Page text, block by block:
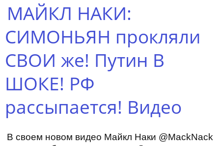
МАЙКЛ НАКИ:
СИМОНЬЯН прокляли
СВОИ же! Путин В
ШОКЕ! РФ
рассыпается! Видео
В своем новом видео Майкл Наки @MackNack